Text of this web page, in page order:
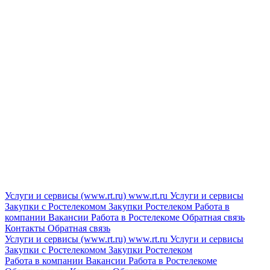
Услуги и сервисы (www.rt.ru) www.rt.ru Услуги и сервисы
Закупки с Ростелекомом Закупки Ростелеком Работа в
компании Вакансии Работа в Ростелекоме Обратная связь
Контакты Обратная связь
Услуги и сервисы (www.rt.ru) www.rt.ru Услуги и сервисы
Закупки с Ростелекомом Закупки Ростелеком
Работа в компании Вакансии Работа в Ростелекоме